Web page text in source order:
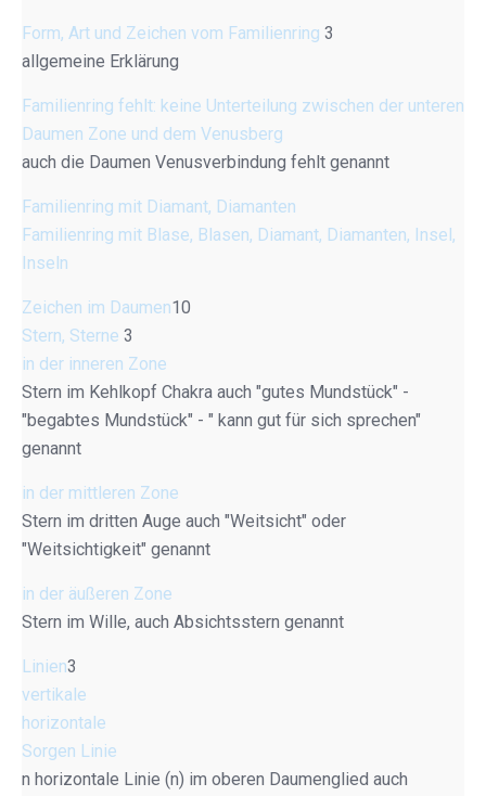
Form, Art und Zeichen vom Familienring 3
allgemeine Erklärung
Familienring fehlt: keine Unterteilung zwischen der unteren
Daumen Zone und dem Venusberg
auch die Daumen Venusverbindung fehlt genannt
Familienring mit Diamant, Diamanten
Familienring mit Blase, Blasen, Diamant, Diamanten, Insel,
Inseln
Zeichen im Daumen10
Stern, Sterne 3
in der inneren Zone
Stern im Kehlkopf Chakra auch "gutes Mundstück" -
"begabtes Mundstück" - " kann gut für sich sprechen"
genannt
in der mittleren Zone
Stern im dritten Auge auch "Weitsicht" oder
"Weitsichtigkeit" genannt
in der äußeren Zone
Stern im Wille, auch Absichtsstern genannt
Linien3
vertikale
horizontale
Sorgen Linie
n horizontale Linie (n) im oberen Daumenglied auch